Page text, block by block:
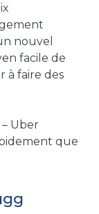
nouvel
facile de
à faire des
Uber
que